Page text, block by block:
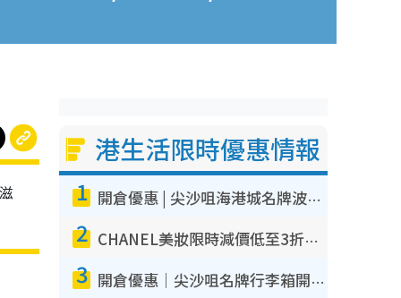
港生活限時優惠情報
1 開倉優惠 | 尖沙咀海港城名牌波鞋開倉低至1折！On鞋$899起／Joy&Peace鞋履$98起
2 CHANEL美妝限時減價低至3折！人氣粉底/唇膏/精華液低至$275！COCO香水都有平
3 開倉優惠｜尖沙咀名牌行李箱開倉低至4折！一連5日 American Tourister/ace./Hallmark $200起！